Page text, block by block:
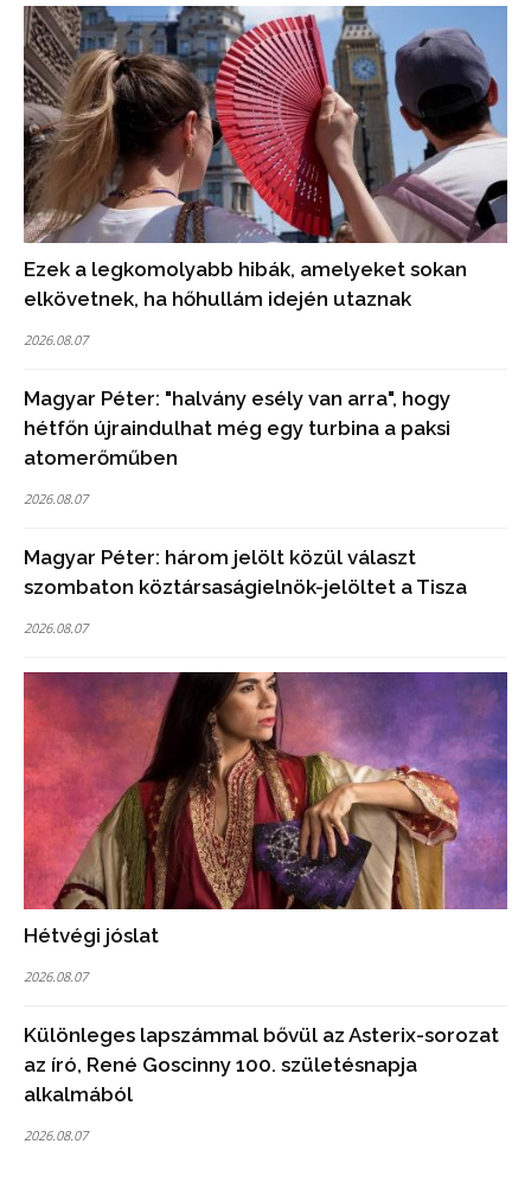
Ezek a legkomolyabb hibák, amelyeket sokan
elkövetnek, ha hőhullám idején utaznak
2026.08.07
Magyar Péter: "halvány esély van arra", hogy
hétfőn újraindulhat még egy turbina a paksi
atomerőműben
2026.08.07
Magyar Péter: három jelölt közül választ
szombaton köztársaságielnök-jelöltet a Tisza
2026.08.07
Hétvégi jóslat
2026.08.07
Különleges lapszámmal bővül az Asterix-sorozat
az író, René Goscinny 100. születésnapja
alkalmából
2026.08.07